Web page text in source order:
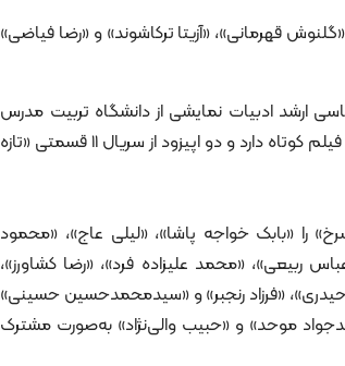
قهرمانی»، «آزیتا ترکاشوند» و «رضا فیاضی»
ارشد ادبیات نمایشی از دانشگاه تربیت مدرس
است. او در کارنامۀ خود نویسندگی و کارگردانی بیش از ده فیلم کوتاه دارد و دو اپیزود از سریال 11 قسمتی «تازه
را «بابک خواجه پاشا»، «لیلی عاج»، «محمود
ربیعی»، «محمد علیزاده فرد»، «رضا کشاورز»،
حیدری»، «فرزاد رنجبر» و «سیدمحمدحسین حسینی»
موحد» و «حبیب والی‌نژاد» به‌صورت مشترک